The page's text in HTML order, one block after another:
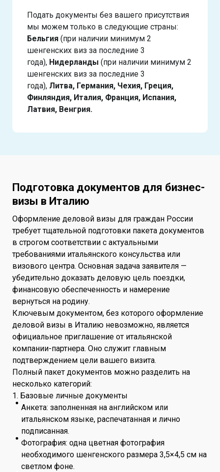
Подать документы без вашего присутствия
мы можем только в следующие страны:
Бельгия (при наличии минимум 2
шенгенских виз за последние 3
года), Нидерланды (при наличии минимум 2
шенгенских виз за последние 3
года), Литва, Германия, Чехия, Греция,
Финляндия, Италия, Франция, Испания,
Латвия, Венгрия.
Подготовка документов для бизнес-
визы в Италию
Оформление деловой визы для граждан России
требует тщательной подготовки пакета документов
в строгом соответствии с актуальными
требованиями итальянского консульства или
визового центра. Основная задача заявителя —
убедительно доказать деловую цель поездки,
финансовую обеспеченность и намерение
вернуться на родину.
Ключевым документом, без которого оформление
деловой визы в Италию невозможно, является
официальное приглашение от итальянской
компании-партнера. Оно служит главным
подтверждением цели вашего визита.
Полный пакет документов можно разделить на
несколько категорий:
1. Базовые личные документы
Анкета: заполненная на английском или
итальянском языке, распечатанная и лично
подписанная.
Фотография: одна цветная фотография
необходимого шенгенского размера 3,5×4,5 см на
светлом фоне.